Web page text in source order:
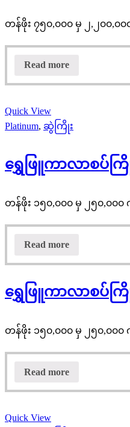
တန်ဖိုး ၇၅၀,၀၀၀ မှ ၂,၂၀၀,၀၀
Read more
Quick View
Platinum, ဆွဲကြိုး
ရွှေဖြူကာလာစပ်ကြို
တန်ဖိုး ၁၅၀,၀၀၀ မှ ၂၅၀,၀၀၀
Read more
ရွှေဖြူကာလာစပ်ကြို
တန်ဖိုး ၁၅၀,၀၀၀ မှ ၂၅၀,၀၀၀
Read more
Quick View